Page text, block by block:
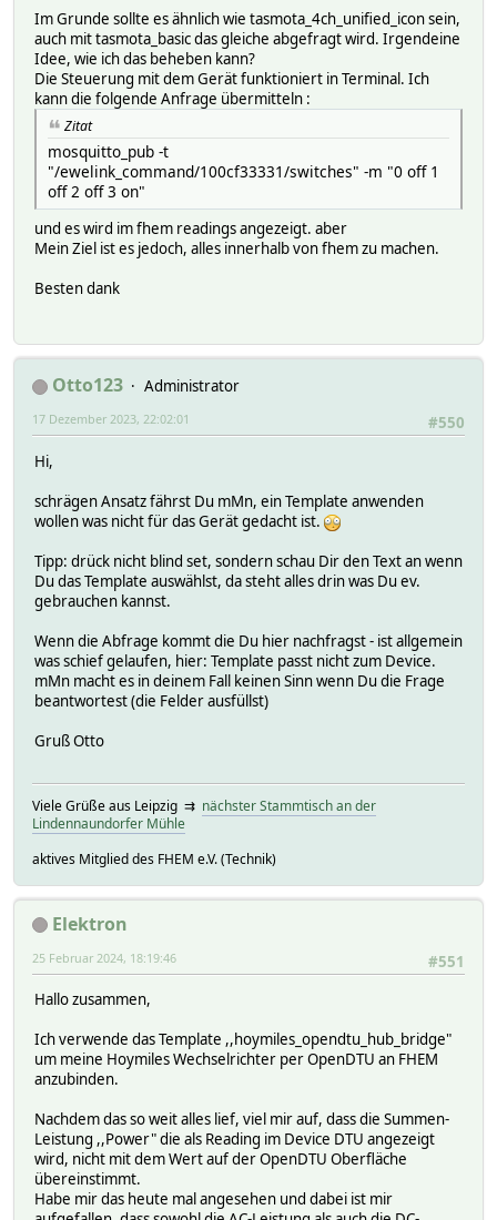
Im Grunde sollte es ähnlich wie tasmota_4ch_unified_icon sein,
auch mit tasmota_basic das gleiche abgefragt wird. Irgendeine
Idee, wie ich das beheben kann?
Die Steuerung mit dem Gerät funktioniert in Terminal. Ich
kann die folgende Anfrage übermitteln :
Zitat
mosquitto_pub -t
"/ewelink_command/100cf33331/switches" -m "0 off 1
off 2 off 3 on"
und es wird im fhem readings angezeigt. aber
Mein Ziel ist es jedoch, alles innerhalb von fhem zu machen.
Besten dank
Otto123
Administrator
#550
17 Dezember 2023, 22:02:01
Hi,
schrägen Ansatz fährst Du mMn, ein Template anwenden
wollen was nicht für das Gerät gedacht ist.
Tipp: drück nicht blind set, sondern schau Dir den Text an wenn
Du das Template auswählst, da steht alles drin was Du ev.
gebrauchen kannst.
Wenn die Abfrage kommt die Du hier nachfragst - ist allgemein
was schief gelaufen, hier: Template passt nicht zum Device.
mMn macht es in deinem Fall keinen Sinn wenn Du die Frage
beantwortest (die Felder ausfüllst)
Gruß Otto
Viele Grüße aus Leipzig ⇉ nächster Stammtisch an der
Lindennaundorfer Mühle
aktives Mitglied des FHEM e.V. (Technik)
Elektron
#551
25 Februar 2024, 18:19:46
Hallo zusammen,
Ich verwende das Template ,,hoymiles_opendtu_hub_bridge"
um meine Hoymiles Wechselrichter per OpenDTU an FHEM
anzubinden.
Nachdem das so weit alles lief, viel mir auf, dass die Summen-
Leistung ,,Power" die als Reading im Device DTU angezeigt
wird, nicht mit dem Wert auf der OpenDTU Oberfläche
übereinstimmt.
Habe mir das heute mal angesehen und dabei ist mir